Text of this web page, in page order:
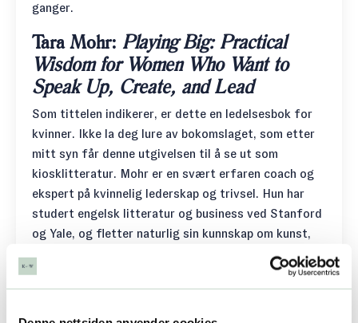
ganger.
Tara Mohr: Playing Big: Practical
Wisdom for Women Who Want to
Speak Up, Create, and Lead
Som tittelen indikerer, er dette en ledelsesbok for
kvinner. Ikke la deg lure av bokomslaget, som etter
mitt syn får denne utgivelsen til å se ut som
kiosklitteratur. Mohr er en svært erfaren coach og
ekspert på kvinnelig lederskap og trivsel. Hun har
studert engelsk litteratur og business ved Stanford
og Yale, og fletter naturlig sin kunnskap om kunst,
religionshistorie og psykologi sammen med de
forretningsmessige sidene av ledelse. Det er
forfriskende! Jeg er SÅ glad for å ha oppdaget